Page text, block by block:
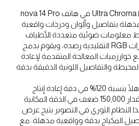
تم تصميم نظام الكاميرا Ultra Chroma في هاتف nova 14 Pro
بتفاصيل وألوان ودرجات واقعية
معلومات ضوئية متعددة الأطياف
تتجاوز ما تستطيع كاميرات RGB التقليدية رصده، ويقوم بدمج
خوارزميات المعالجة المتقدمة لإعادة
المحيطة والتفاصيل اللونية الدقيقة بدقة
تقدم الكاميرا تحسينًا مذهلًا بنسبة 120% في دقة إعادة إنتاج
الألوان، وزيادة هائلة بمقدار 150,000 ضعف في الدقة المكانية
النظام الثوري في التصوير يتيح عرض
المكياج بدقة وواقعية مذهلة، مع